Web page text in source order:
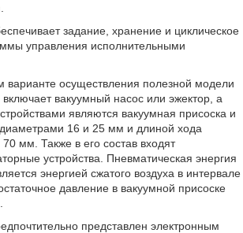
задание, хранение и циклическое
управления исполнительными
варианте осуществления полезной модели
включает вакуумный насос или эжектор, а
являются вакуумная присоска и
16 и 25 мм и длиной хода
мм. Также в его состав входят
устройства. Пневматическая энергия
энергией сжатого воздуха в интервале
давление в вакуумной присоске
представлен электронным